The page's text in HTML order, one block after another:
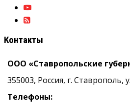
Контакты
ООО «Ставропольские
355003, Россия, г. Ставрополь,
Телефоны: